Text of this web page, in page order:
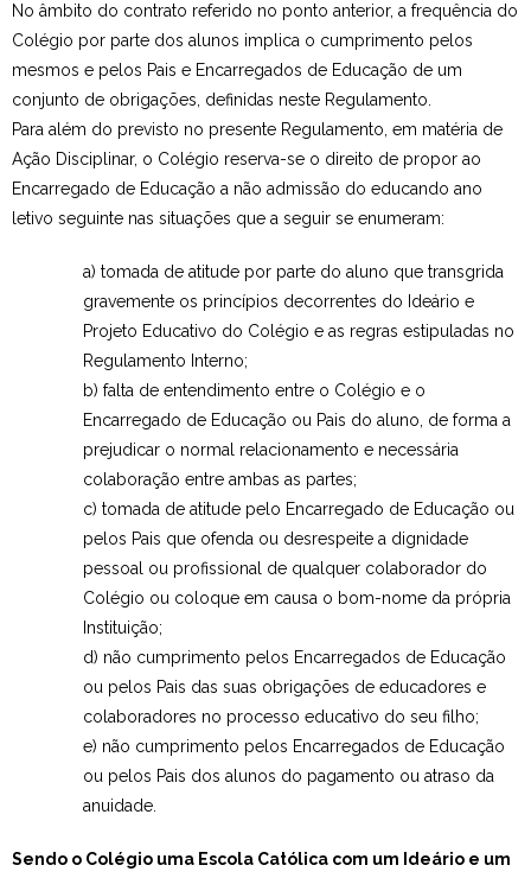
No âmbito do contrato referido no ponto anterior, a frequência do
Colégio por parte dos alunos implica o cumprimento pelos
mesmos e pelos Pais e Encarregados de Educação de um
conjunto de obrigações, definidas neste Regulamento.
Para além do previsto no presente Regulamento, em matéria de
Ação Disciplinar, o Colégio reserva-se o direito de propor ao
Encarregado de Educação a não admissão do educando ano
letivo seguinte nas situações que a seguir se enumeram:
a) tomada de atitude por parte do aluno que transgrida
gravemente os princípios decorrentes do Ideário e
Projeto Educativo do Colégio e as regras estipuladas no
Regulamento Interno;
b) falta de entendimento entre o Colégio e o
Encarregado de Educação ou Pais do aluno, de forma a
prejudicar o normal relacionamento e necessária
colaboração entre ambas as partes;
c) tomada de atitude pelo Encarregado de Educação ou
pelos Pais que ofenda ou desrespeite a dignidade
pessoal ou profissional de qualquer colaborador do
Colégio ou coloque em causa o bom-nome da própria
Instituição;
d) não cumprimento pelos Encarregados de Educação
ou pelos Pais das suas obrigações de educadores e
colaboradores no processo educativo do seu filho;
e) não cumprimento pelos Encarregados de Educação
ou pelos Pais dos alunos do pagamento ou atraso da
anuidade.
Sendo o Colégio uma Escola Católica com um Ideário e um